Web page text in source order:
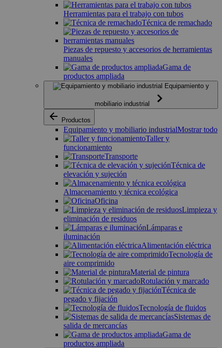
Herramientas para el trabajo con tubos
Técnica de remachado
Piezas de repuesto y accesorios de herramientas
manuales
Gama de
productos ampliada
Equipamiento y
mobiliario industrial
Productos
Equipamiento y mobiliario industrialMostrar todo
Taller y
funcionamiento
Transporte
Técnica de
elevación y sujeción
Almacenamiento y técnica ecológica
Oficina
Limpieza y
eliminación de residuos
Lámparas e
iluminación
Alimentación eléctrica
Tecnología de
aire comprimido
Material de pintura
Rotulación y marcado
Técnica de
pegado y fijación
Tecnología de fluidos
Sistemas de
salida de mercancías
Gama de
productos ampliada